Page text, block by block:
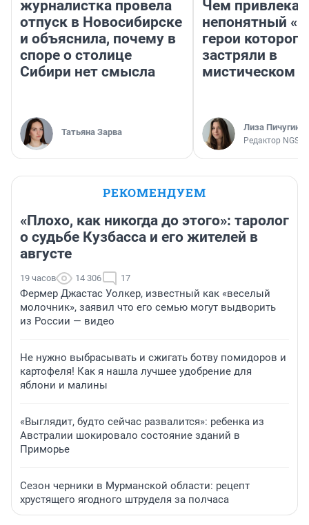
журналистка провела
отпуск в Новосибирске
и объяснила, почему в
споре о столице
Сибири нет смысла
Татьяна Зарва
Чем
непонятный
герои которого
застряли в
мистическом
Лиза Пичугина
Редактор
РЕКОМЕНДУЕМ
«Плохо, как никогда до этого»: таролог
о судьбе Кузбасса и его жителей в
августе
19 часов 14 306 17
Фермер Джастас Уолкер, известный как «веселый
молочник», заявил что его семью могут выдворить
из России — видео
Не нужно выбрасывать и сжигать ботву помидоров и
картофеля! Как я нашла лучшее удобрение для
яблони и малины
«Выглядит, будто сейчас развалится»: ребенка из
Австралии шокировало состояние зданий в
Приморье
Сезон черники в Мурманской области: рецепт
хрустящего ягодного штруделя за полчаса